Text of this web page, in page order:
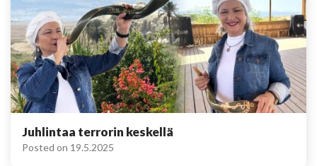
Juhlintaa terrorin keskellä
Posted on 19.5.2025